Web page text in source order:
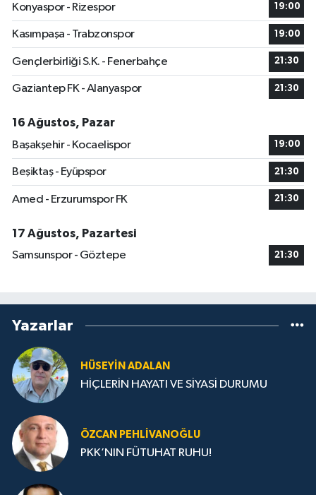
Konyaspor - Rizespor
19:00
Kasımpaşa - Trabzonspor 19:00
Gençlerbirliği S.K. - Fenerbahçe 21:30
Gaziantep FK - Alanyaspor 21:30
16 Ağustos, Pazar
Başakşehir - Kocaelispor
19:00
Beşiktaş - Eyüpspor 21:30
Amed - Erzurumspor FK 21:30
17 Ağustos, Pazartesi
Samsunspor - Göztepe
21:30
Yazarlar
HÜSEYIN ADALAN
HİÇLERİN HAYATI VE SİYASİ DURUMU
ÖZCAN PEHLIVANOĞLU
PKK’NIN FÜTUHAT RUHU!